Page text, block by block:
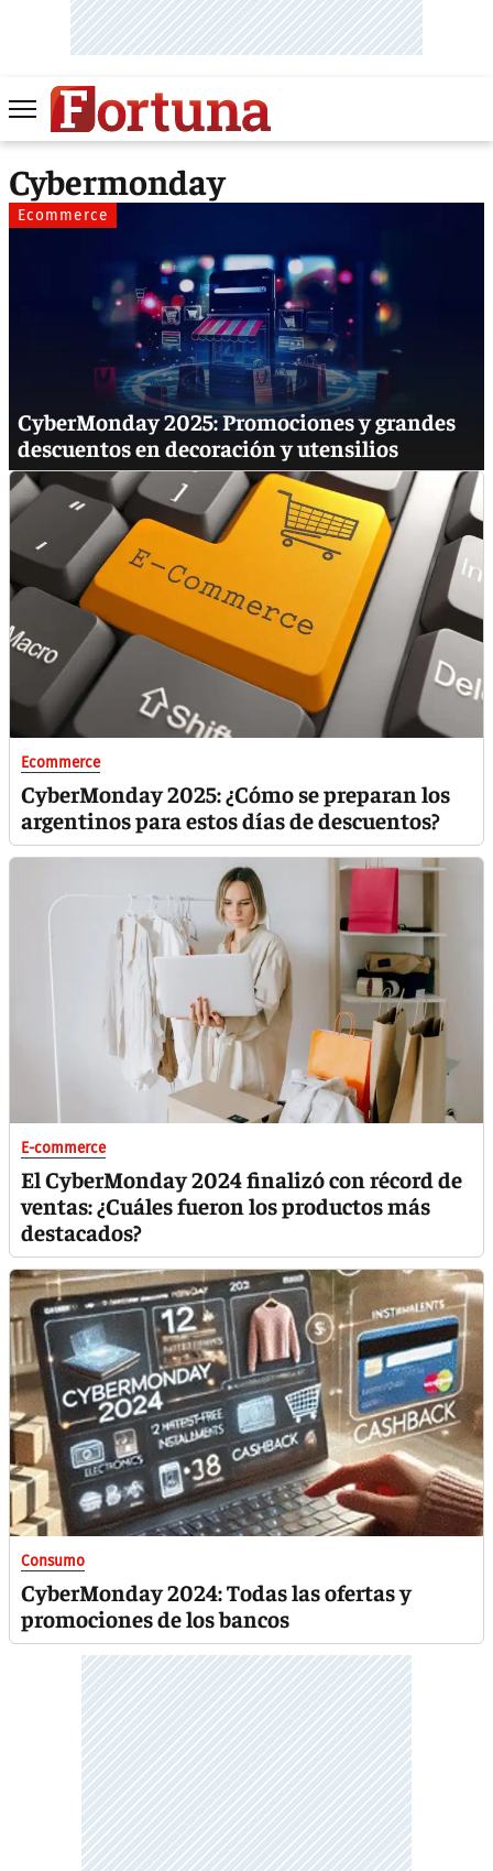
Cybermonday
Ecommerce
CyberMonday 2025: Promociones y grandes
descuentos en decoración y utensilios
Ecommerce
CyberMonday 2025: ¿Cómo se preparan los
argentinos para estos días de descuentos?
E-commerce
El CyberMonday 2024 finalizó con récord de
ventas: ¿Cuáles fueron los productos más
destacados?
Consumo
CyberMonday 2024: Todas las ofertas y
promociones de los bancos